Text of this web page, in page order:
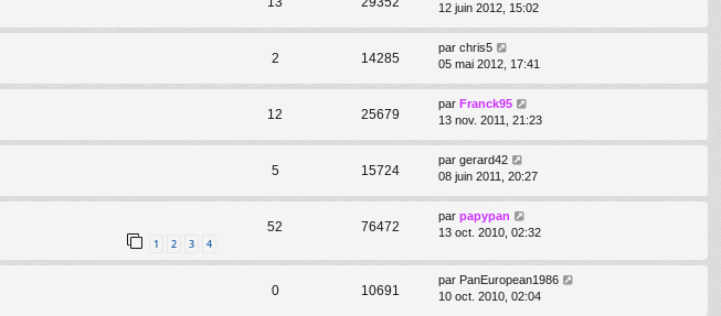
12 juin 2012, 15:02
2 14285
par chris5
05 mai 2012, 17:41
12 25679
par Franck95
13 nov. 2011, 21:23
5 15724
par gerard42
08 juin 2011, 20:27
1 2 3 4
52 76472
par papypan
13 oct. 2010, 02:32
0 10691
par PanEuropean1986
10 oct. 2010, 02:04